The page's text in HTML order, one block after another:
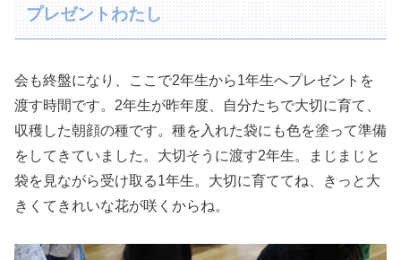
プレゼントわたし
会も終盤になり、ここで2年生から1年生へプレゼントを
渡す時間です。2年生が昨年度、自分たちで大切に育て、
収穫した朝顔の種です。種を入れた袋にも色を塗って準備
をしてきていました。大切そうに渡す2年生。まじまじと
袋を見ながら受け取る1年生。大切に育ててね、きっと大
きくてきれいな花が咲くからね。